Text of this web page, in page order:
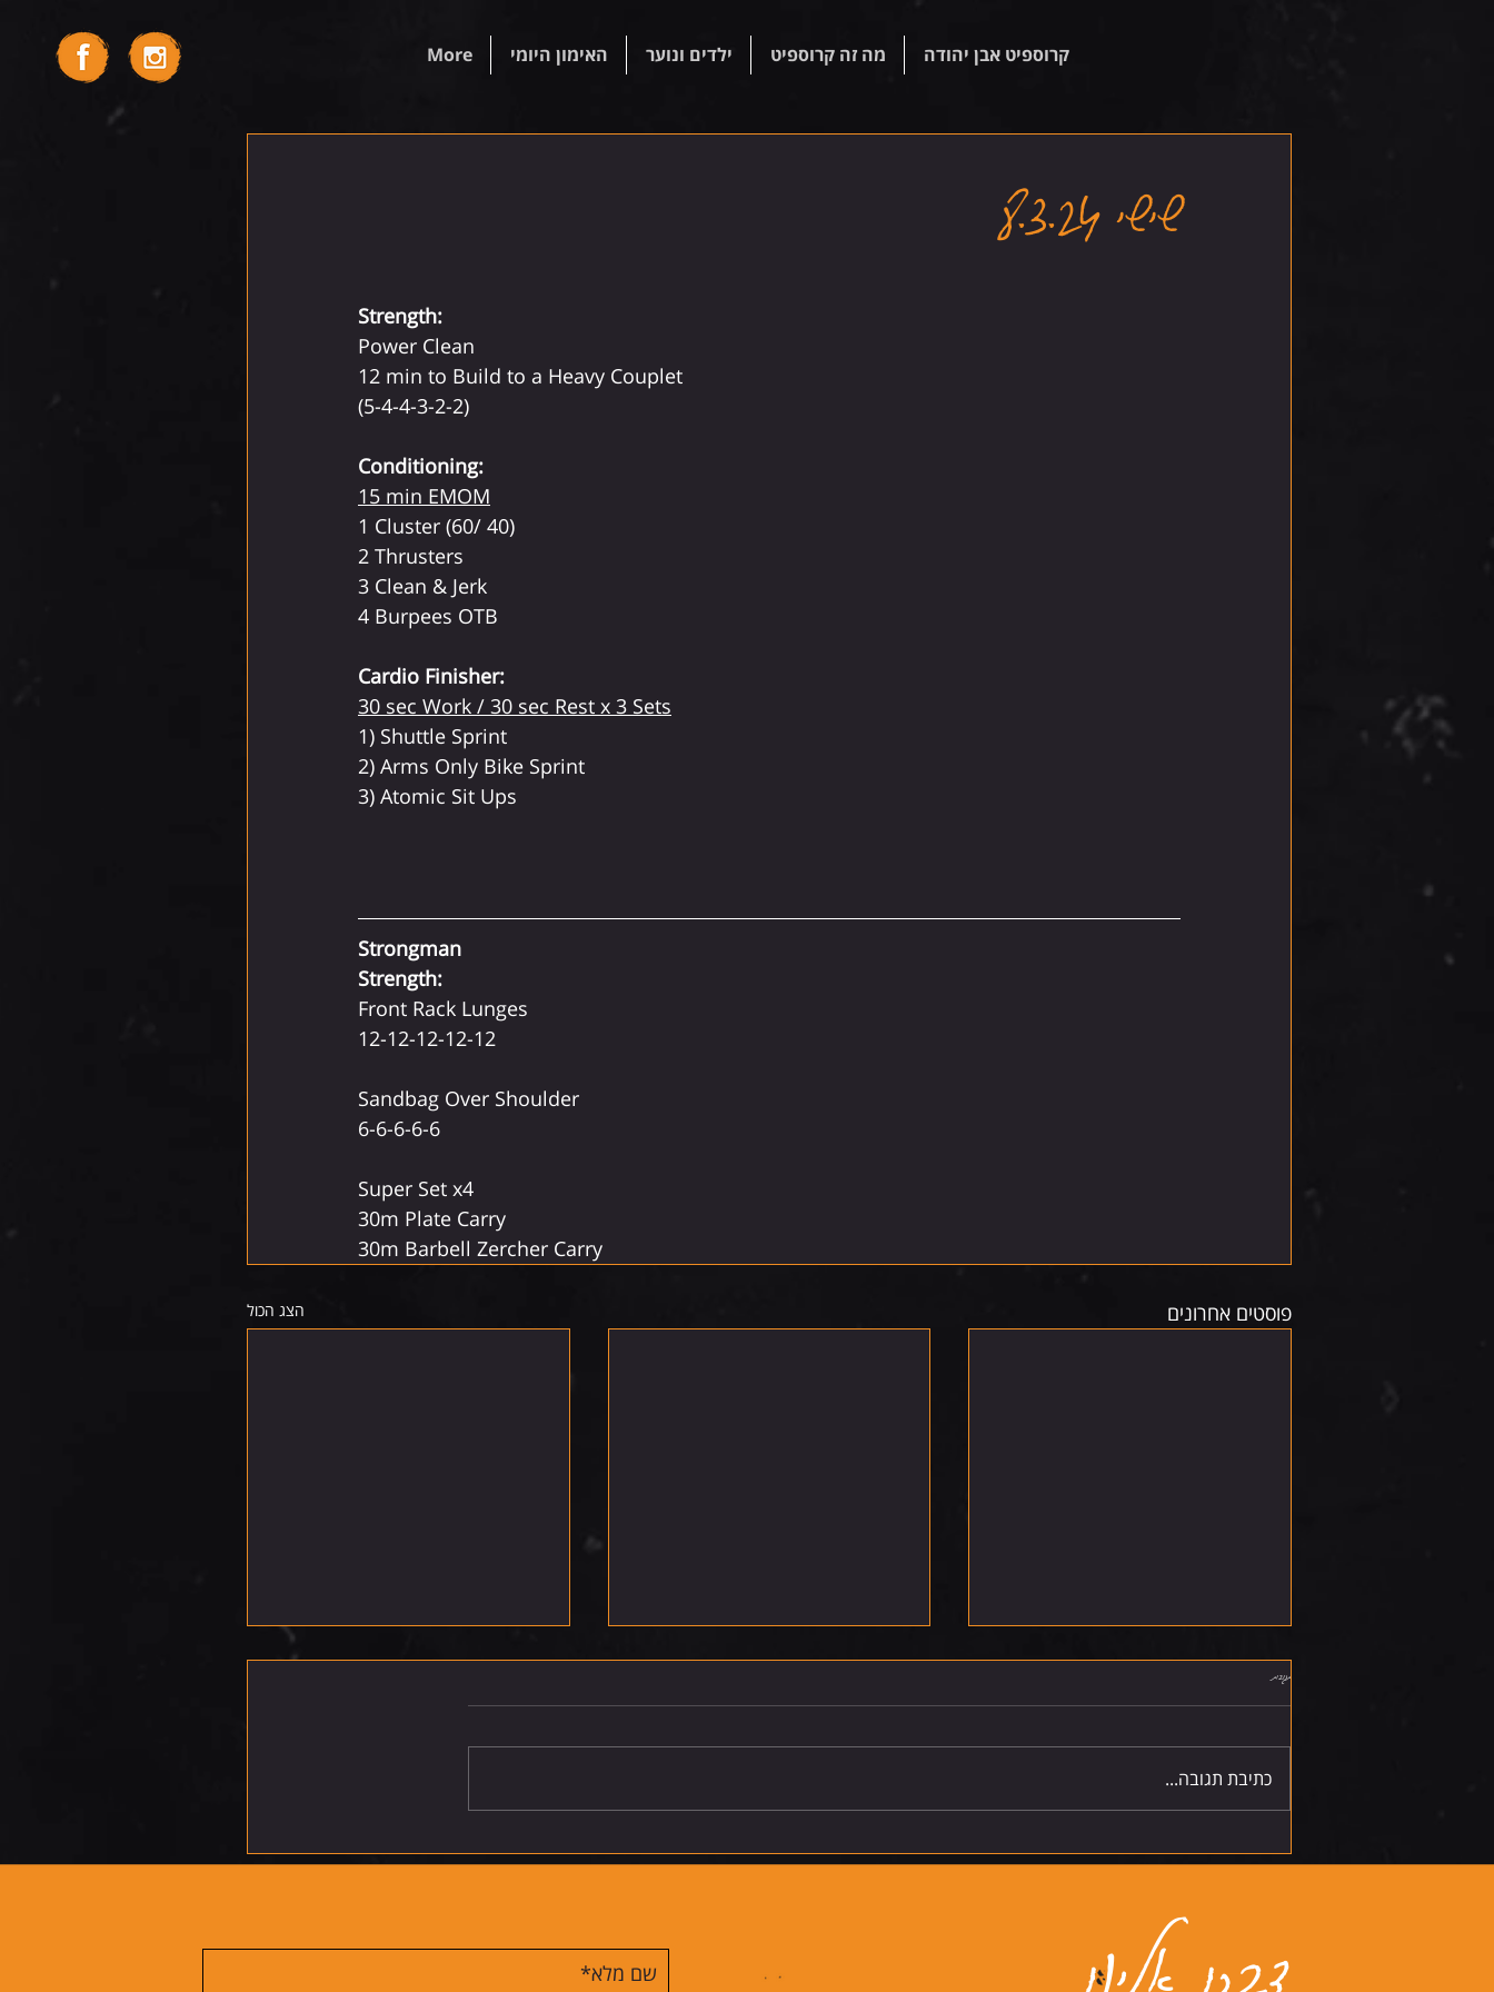
קרוספיט אבן יהודה מה זה קרוספיט ילדים ונוער האימון היומי More
שישי 8.3.24
Strength:
Power Clean
12 min to Build to a Heavy Couplet
(5-4-4-3-2-2)
Conditioning:
15 min EMOM
1 Cluster (60/ 40)
2 Thrusters
3 Clean & Jerk
4 Burpees OTB
Cardio Finisher:
30 sec Work / 30 sec Rest x 3 Sets
1) Shuttle Sprint
2) Arms Only Bike Sprint
3) Atomic Sit Ups
Strongman
Strength:
Front Rack Lunges
12-12-12-12-12
Sandbag Over Shoulder
6-6-6-6-6
Super Set x4
30m Plate Carry
30m Barbell Zercher Carry
פוסטים אחרונים הצג הכול
תגובות
כתיבת תגובה...
דברו אלינו